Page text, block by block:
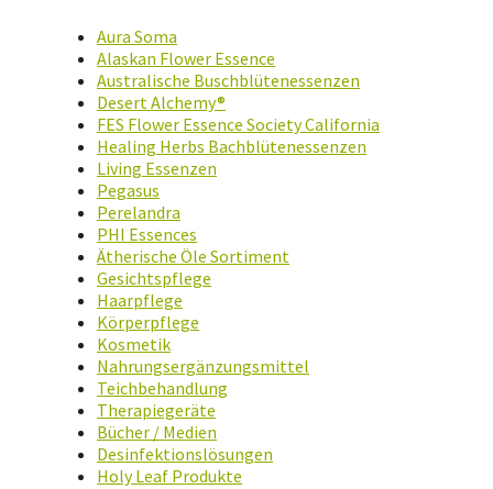
Aura Soma
Alaskan Flower Essence
Australische Buschblütenessenzen
Desert Alchemy®
FES Flower Essence Society California
Healing Herbs Bachblütenessenzen
Living Essenzen
Pegasus
Perelandra
PHI Essences
Ätherische Öle Sortiment
Gesichtspflege
Haarpflege
Körperpflege
Kosmetik
Nahrungsergänzungsmittel
Teichbehandlung
Therapiegeräte
Bücher / Medien
Desinfektionslösungen
Holy Leaf Produkte